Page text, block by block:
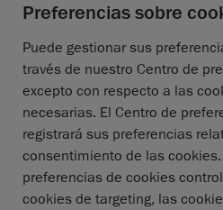
Preferencias sobre
Puede gestionar sus
través de nuestro Centro de
excepto con respecto a las
necesarias. El Centro de
registrará sus preferencias
consentimiento de las cookies.
preferencias de cookies
cookies de targeting, las